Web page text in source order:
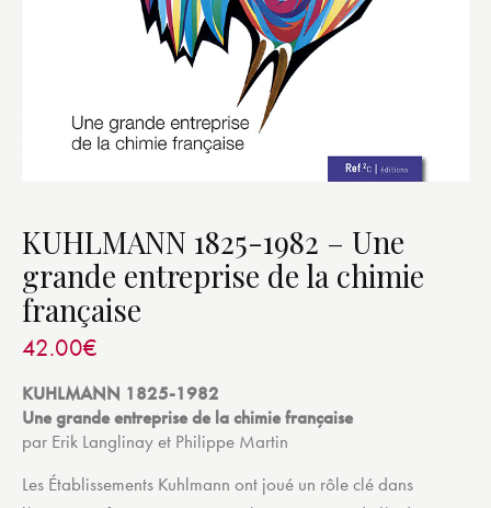
KUHLMANN 1825-1982 – Une
grande entreprise de la chimie
française
42.00€
KUHLMANN 1825-1982
Une grande entreprise de la chimie française
par Erik Langlinay et Philippe Martin
Les Établissements Kuhlmann ont joué un rôle clé dans